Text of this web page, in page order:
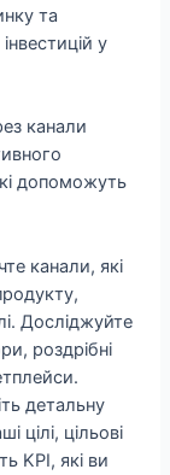
та
у
канали
допоможуть
канали, які
Досліджуйте
роздрібні
детальну
цілі, цільові
KPI, які ви